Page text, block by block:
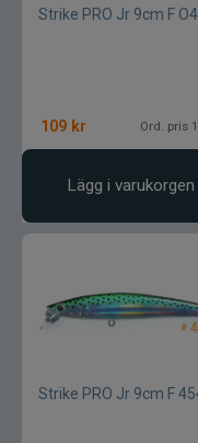
Strike PRO Jr 9cm F
109 kr Ord. pris
Lägg i varukorgen
Strike PRO Jr 9cm F